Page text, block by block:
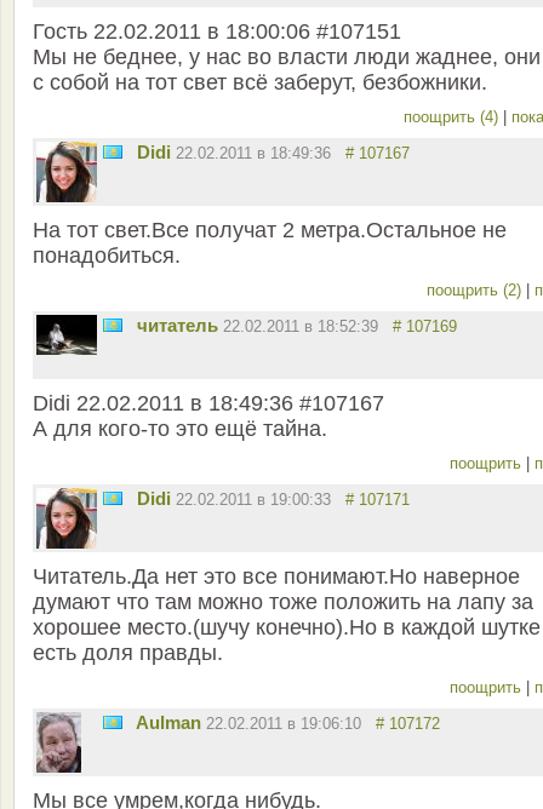
Гость 22.02.2011 в 18:00:06 #107151
Мы не беднее, у нас во власти люди жаднее,
с собой на тот свет всё заберут, безбожники.
поощрить (4)
Didi 22.02.2011 в 18:49:36 # 107167
На тот свет.Все получат 2 метра.Остальное не
понадобиться.
поощрить (2)
читатель 22.02.2011 в 18:52:39 # 107169
Didi 22.02.2011 в 18:49:36 #107167
А для кого-то это ещё тайна.
поощрить
Didi 22.02.2011 в 19:00:33 # 107171
Читатель.Да нет это все понимают.Но наверное
думают что там можно тоже положить на лапу за
хорошее место.(шучу конечно).Но в каждой шутке
есть доля правды.
поощрить
Aulman 22.02.2011 в 19:06:10 # 107172
Мы все умрем,когда нибудь.